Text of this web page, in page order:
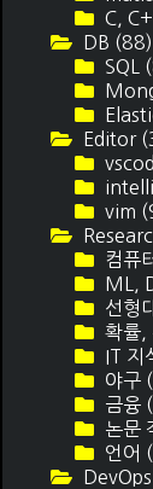
C,
DB (88)
SQL
Editor
vim
컴퓨
ML,
선형
확률,
IT 지
야구
금융
논문
언어
DevOps